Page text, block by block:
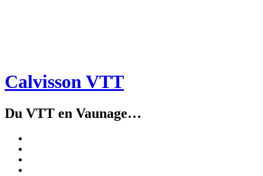
Calvisson VTT
Du VTT en Vaunage…